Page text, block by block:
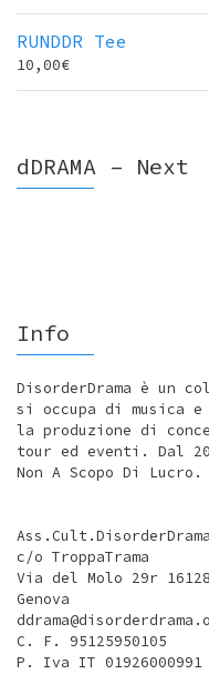
RUNDDR Tee
10,00€
dDRAMA – Next
Info
DisorderDrama è un
si occupa di musica
la produzione di
tour ed eventi. Dal
Non A Scopo Di Lucro.
Ass.Cult.DisorderDrama
c/o TroppaTrama
Via del Molo 29r 16128
Genova
C. F. 95125950105
P. Iva IT 01926000991